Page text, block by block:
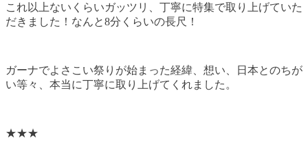
これ以上ないくらいガッツリ、丁寧に特集で取り上げていた
だきました！なんと8分くらいの長尺！
ガーナでよさこい祭りが始まった経緯、想い、日本とのちが
い等々、本当に丁寧に取り上げてくれました。
★★★